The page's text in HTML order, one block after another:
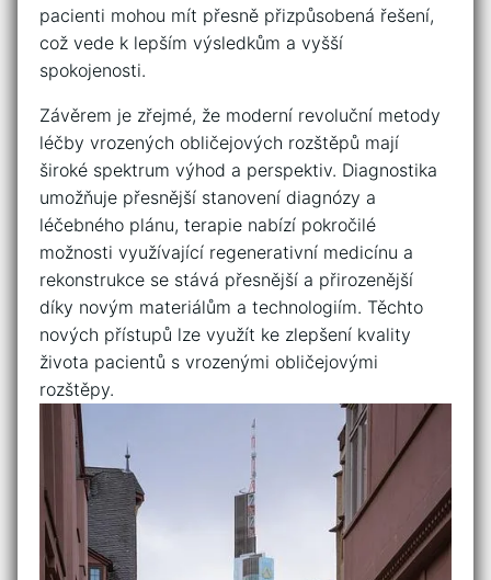
pacienti mohou ⁤mít přesně přizpůsobená řešení,
což vede​ k lepším výsledkům a vyšší
‌spokojenosti.
Závěrem ‌je zřejmé, že moderní​ revoluční⁤ metody
léčby vrozených obličejových rozštěpů mají
široké​ spektrum výhod a perspektiv. Diagnostika
umožňuje přesnější stanovení‌ diagnózy ⁣a‌
léčebného plánu, terapie nabízí pokročilé
možnosti ⁢využívající​ regenerativní​ medicínu a ​
rekonstrukce ⁣se stává přesnější ‍a ⁤přirozenější
díky novým materiálům a technologiím.⁣ Těchto
nových přístupů lze využít ​ke ⁣zlepšení kvality
života pacientů s vrozenými obličejovými
rozštěpy.